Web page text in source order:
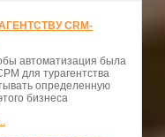
CRM-
автоматизация была
для турагентства
определенную
бизнеса